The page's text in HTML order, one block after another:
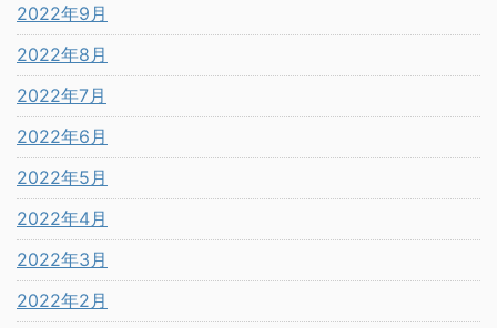
2022年9月
2022年8月
2022年7月
2022年6月
2022年5月
2022年4月
2022年3月
2022年2月